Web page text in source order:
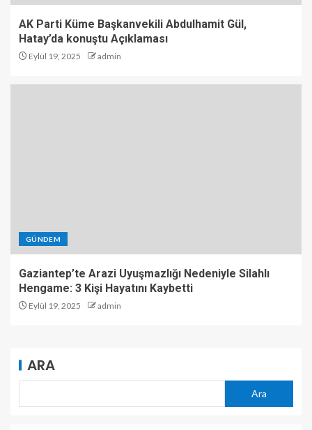
AK Parti Küme Başkanvekili Abdulhamit Gül,
Hatay’da konuştu Açıklaması
Eylül 19, 2025 admin
GÜNDEM
Gaziantep’te Arazi Uyuşmazlığı Nedeniyle Silahlı
Hengame: 3 Kişi Hayatını Kaybetti
Eylül 19, 2025 admin
ARA
Ara